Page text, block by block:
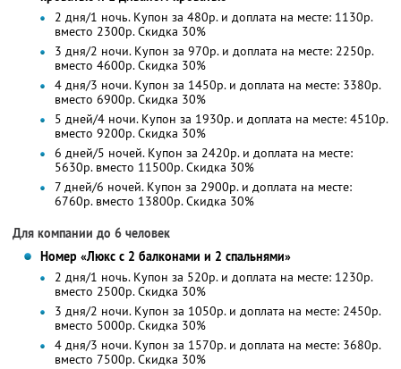
2 дня/1 ночь. Купон за 480р. и доплата на месте: 1130р.
вместо 2300р.Скидка 30%
3 дня/2 ночи. Купон за 970р. и доплата на месте: 2250р.
вместо 4600р.Скидка 30%
4 дня/3 ночи. Купон за 1450р. и доплата на месте: 3380р.
вместо 6900р.Скидка 30%
5 дней/4 ночи. Купон за 1930р. и доплата на месте: 4510р.
вместо 9200р. Скидка 30%
6 дней/5 ночей. Купон за 2420р. и доплата на месте:
5630р. вместо 11500р. Скидка 30%
7 дней/6 ночей. Купон за 2900р. и доплата на месте:
6760р. вместо 13800р. Скидка 30%
Для компании до 6 человек
Номер «Люкс с 2 балконами и 2 спальнями»
2 дня/1 ночь. Купон за 520р. и доплата на месте: 1230р.
вместо 2500р.Скидка 30%
3 дня/2 ночи. Купон за 1050р. и доплата на месте: 2450р.
вместо 5000р.Скидка 30%
4 дня/3 ночи. Купон за 1570р. и доплата на месте: 3680р.
вместо 7500р.Скидка 30%